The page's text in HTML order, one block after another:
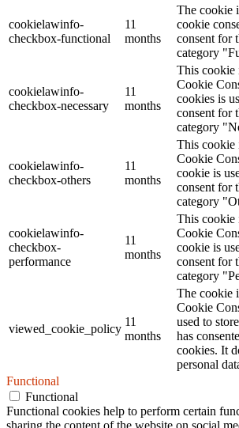
cookielawinfo-
checkbox-functional
11
months
The cookie
cookie
consent for
category
cookielawinfo-
checkbox-necessary
11
months
This cookie
Cookie
cookies is
consent for
category
cookielawinfo-
checkbox-others
11
months
This cookie
Cookie
cookie is
consent for
category
cookielawinfo-
checkbox-
performance
11
months
This cookie
Cookie
cookie is
consent for
category
viewed_cookie_policy
11
months
The cookie
Cookie
used to
has
cookies. It
personal
Functional
Functional
Functional cookies help to perform certain
sharing the content of the website on social